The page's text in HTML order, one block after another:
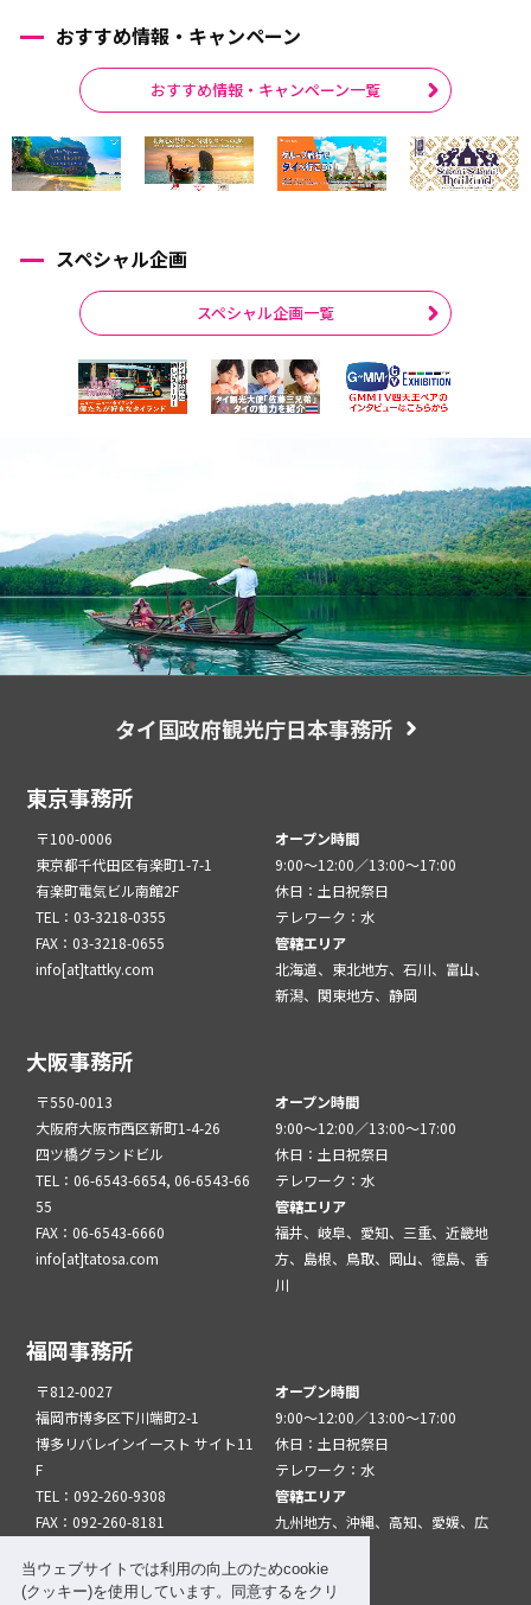
当ウェブサイトでは利用の向上のためcookie
(クッキー)を使用しています。同意するをクリ
おすすめ情報・キャンペーン
おすすめ情報・キャンペーン一覧
スペシャル企画
スペシャル企画一覧
タイ国政府観光庁日本事務所
東京事務所
〒100-0006
東京都千代田区有楽町1-7-1
有楽町電気ビル南館2F
TEL：03-3218-0355
FAX：03-3218-0655
info[at]tattky.com
オープン時間
9:00～12:00／13:00～17:00
休日：土日祝祭日
テレワーク：水
管轄エリア
北海道、東北地方、石川、富山、
新潟、関東地方、静岡
大阪事務所
〒550-0013
大阪府大阪市西区新町1-4-26
四ツ橋グランドビル
TEL：06-6543-6654, 06-6543-66
55
FAX：06-6543-6660
info[at]tatosa.com
オープン時間
9:00～12:00／13:00～17:00
休日：土日祝祭日
テレワーク：水
管轄エリア
福井、岐阜、愛知、三重、近畿地
方、島根、鳥取、岡山、徳島、香
川
福岡事務所
〒812-0027
福岡市博多区下川端町2-1
博多リバレインイースト サイト11
F
TEL：092-260-9308
FAX：092-260-8181
オープン時間
9:00～12:00／13:00～17:00
休日：土日祝祭日
テレワーク：水
管轄エリア
九州地方、沖縄、高知、愛媛、広